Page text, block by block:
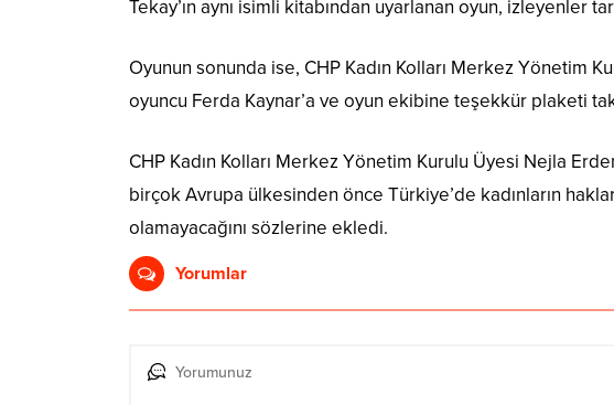
Tekay’ın aynı isimli kitabından uyarlanan oyun, izleyenler
Oyunun sonunda ise, CHP Kadın Kolları Merkez Yönetim
oyuncu Ferda Kaynar’a ve oyun ekibine teşekkür plaketi
CHP Kadın Kolları Merkez Yönetim Kurulu Üyesi Nejla
birçok Avrupa ülkesinden önce Türkiye’de kadınların
olamayacağını sözlerine ekledi.
Yorumlar